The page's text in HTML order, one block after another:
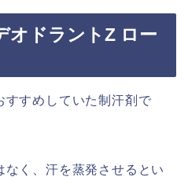
オドラントZ ロー
すすめしていた制汗剤で
く、汗を蒸発させるとい